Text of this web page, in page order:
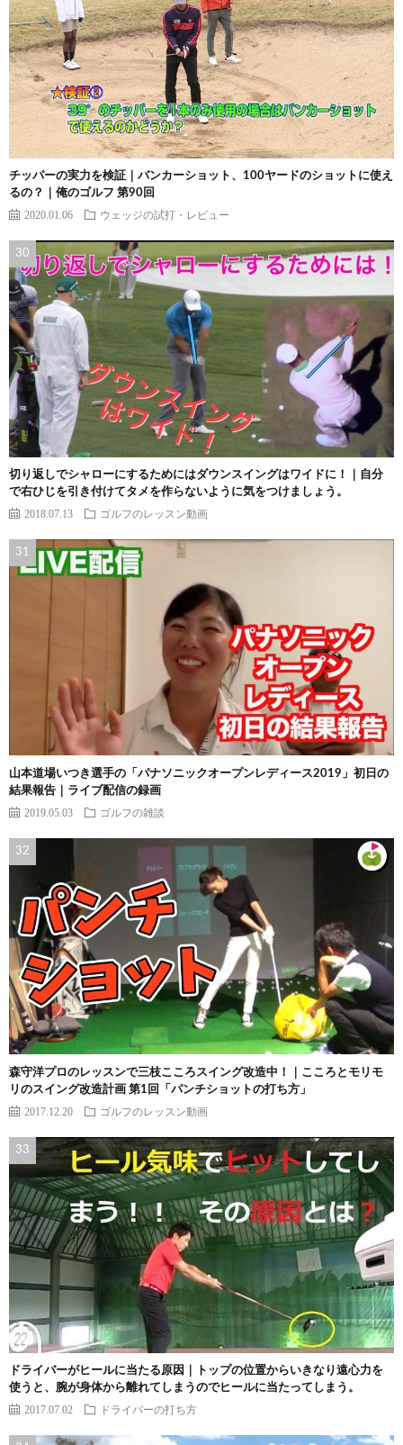
チッパーの実力を検証｜バンカーショット、100ヤードのショットに使え
るの？｜俺のゴルフ 第90回
2020.01.06 ウェッジの試打・レビュー
切り返しでシャローにするためにはダウンスイングはワイドに！｜自分
で右ひじを引き付けてタメを作らないように気をつけましょう。
2018.07.13 ゴルフのレッスン動画
山本道場いつき選手の「パナソニックオープンレディース2019」初日の
結果報告｜ライブ配信の録画
2019.05.03 ゴルフの雑談
森守洋プロのレッスンで三枝こころスイング改造中！｜こころとモリモ
リのスイング改造計画 第1回「パンチショットの打ち方」
2017.12.20 ゴルフのレッスン動画
ドライバーがヒールに当たる原因｜トップの位置からいきなり遠心力を
使うと、腕が身体から離れてしまうのでヒールに当たってしまう。
2017.07.02 ドライバーの打ち方